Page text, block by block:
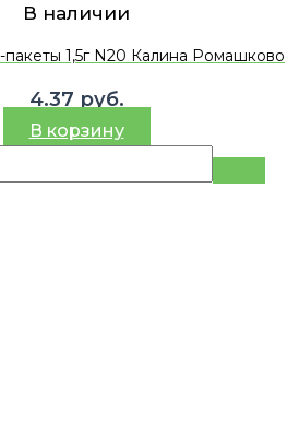
В наличии
1,5г N20 Калина Ромашково
4.37 руб.
В корзину